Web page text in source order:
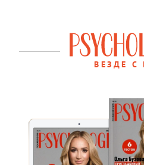
ВЕЗДЕ С